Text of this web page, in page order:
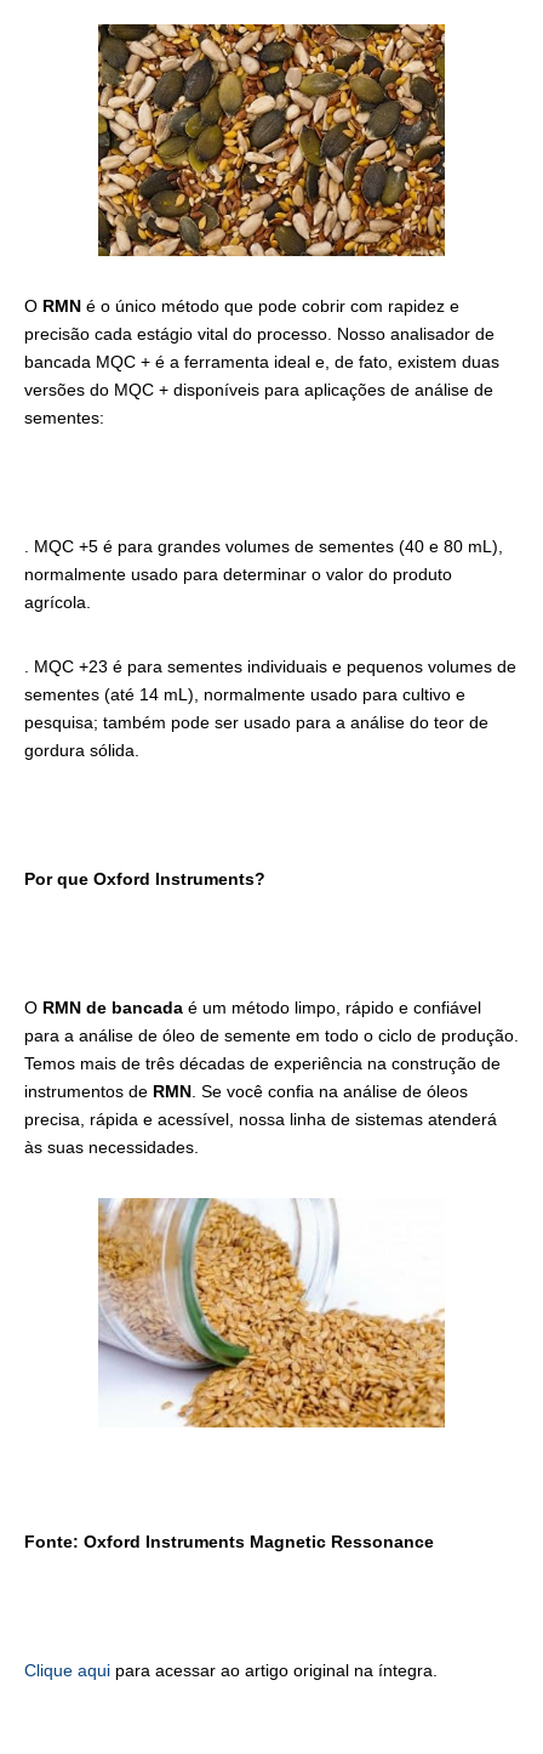
O RMN é o único método que pode cobrir com rapidez e
precisão cada estágio vital do processo. Nosso analisador de
bancada MQC + é a ferramenta ideal e, de fato, existem duas
versões do MQC + disponíveis para aplicações de análise de
sementes:
. MQC +5 é para grandes volumes de sementes (40 e 80 mL),
normalmente usado para determinar o valor do produto
agrícola.
. MQC +23 é para sementes individuais e pequenos volumes de
sementes (até 14 mL), normalmente usado para cultivo e
pesquisa; também pode ser usado para a análise do teor de
gordura sólida.
Por que Oxford Instruments?
O RMN de bancada é um método limpo, rápido e confiável
para a análise de óleo de semente em todo o ciclo de produção.
Temos mais de três décadas de experiência na construção de
instrumentos de RMN . Se você confia na análise de óleos
precisa, rápida e acessível, nossa linha de sistemas atenderá
às suas necessidades.
Fonte: Oxford Instruments Magnetic Ressonance
Clique aqui para acessar ao artigo original na íntegra.